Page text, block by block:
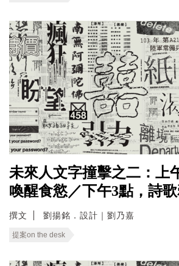
未來人文字撞擊之二：上
喚醒食慾／下午3點，詩
撰文 劉揚銘．設計｜劉乃嘉
提案on the desk